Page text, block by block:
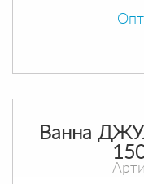
Ванна